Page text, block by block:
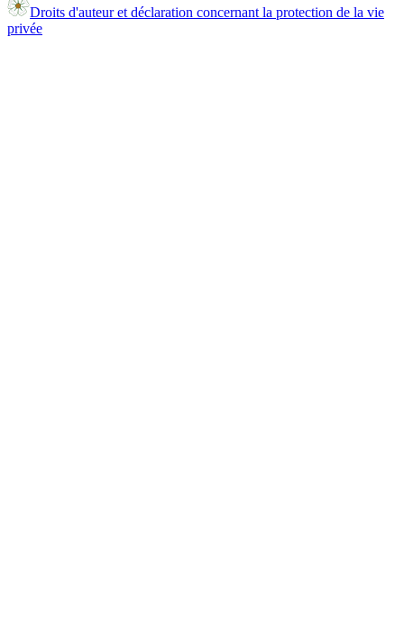
Droits d'auteur et déclaration concernant la protection de la vie
privée